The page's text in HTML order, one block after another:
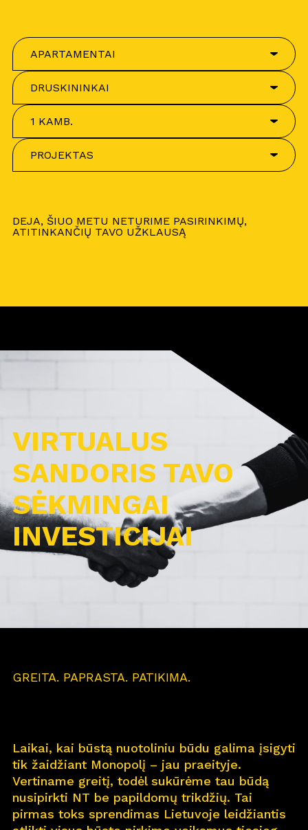
APARTAMENTAI
DRUSKININKAI
1 KAMB.
PROJEKTAS
DEJA, ŠIUO METU NETURIME PASIRINKIMŲ,
ATITINKANČIŲ TAVO UŽKLAUSĄ
VIRTUALUS
SANDORIS TAVO
SĖKMINGAI
INVESTICIJAI
GREITA. PAPRASTA. PATIKIMA.
Laikai, kai būstą nuotoliniu būdu galima įsigyti
tik žaidžiant Monopolį – jau praeityje.
Vertiname greitį, todėl sukūrėme tau būdą
nusipirkti NT be papildomų trikdžių. Tai
pirmas toks sprendimas Lietuvoje leidžiantis